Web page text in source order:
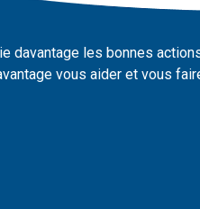
davantage les bonnes
vous aider et vous